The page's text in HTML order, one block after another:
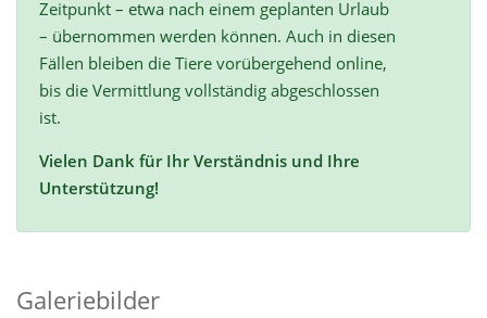
Zeitpunkt – etwa nach einem geplanten Urlaub
– übernommen werden können. Auch in diesen
Fällen bleiben die Tiere vorübergehend online,
bis die Vermittlung vollständig abgeschlossen
ist.
Vielen Dank für Ihr Verständnis und Ihre
Unterstützung!
Galeriebilder